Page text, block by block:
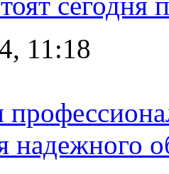
11:18
надежного